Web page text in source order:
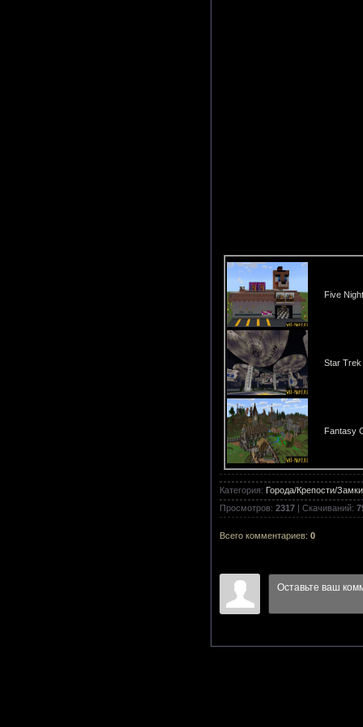
Five
Star Trek
Fantasy
Castle
Good
Ultimate
Категория: Города/Крепости/
Просмотров: 2317 | Скачиваний:
Всего комментариев: 0